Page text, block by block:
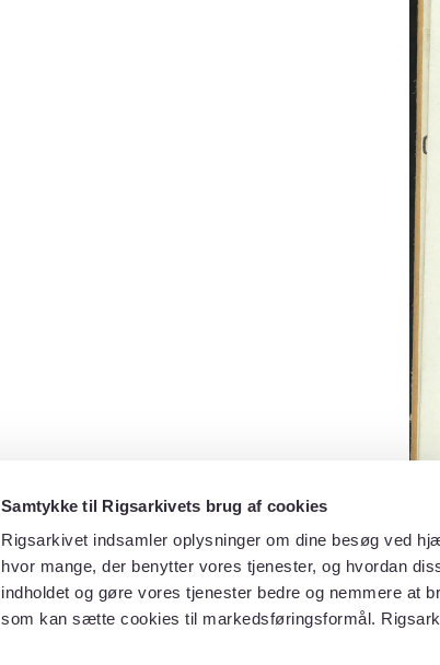
Samtykke til Rigsarkivets brug af cookies
Rigsarkivet indsamler oplysninger om dine besøg ved
hvor mange, der benytter vores tjenester, og hvordan
indholdet og gøre vores tjenester bedre og nemmere at
som kan sætte cookies til markedsføringsformål.